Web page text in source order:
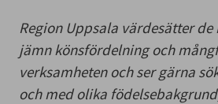
Region Uppsala värdesätter
jämn könsfördelning och
verksamheten och ser gärna
och med olika